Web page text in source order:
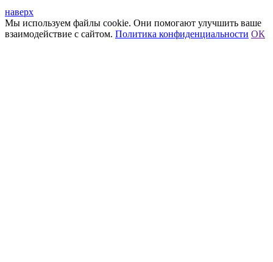
наверх
Мы используем файлы cookie. Они помогают улучшить ваше
взаимодействие с сайтом. Политика конфиденциальности ОК